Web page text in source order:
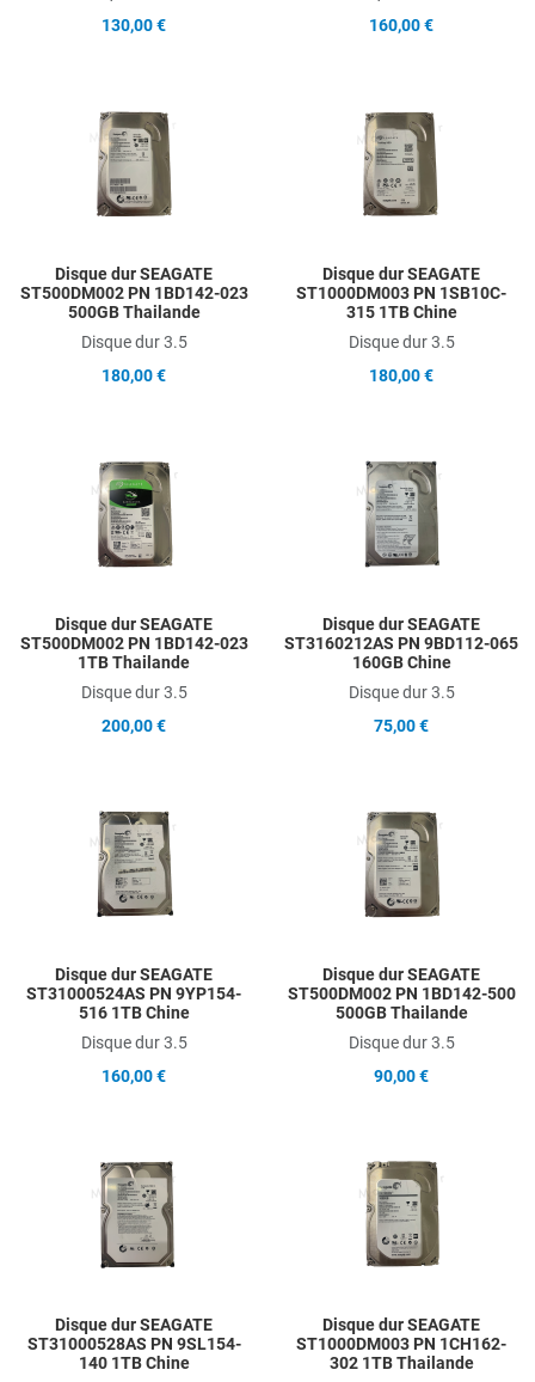
130,00 €
160,00 €
Add to Compare
Disque dur SEAGATE
ST500DM002 PN 1BD142-023
500GB Thailande
Disque dur 3.5
180,00 €
Disque dur SEAGATE
ST1000DM003 PN 1SB10C-
315 1TB Chine
Disque dur 3.5
180,00 €
Add to Compare
Disque dur SEAGATE
ST500DM002 PN 1BD142-023
1TB Thailande
Disque dur 3.5
200,00 €
Disque dur SEAGATE
ST3160212AS PN 9BD112-065
160GB Chine
Disque dur 3.5
75,00 €
Add to Compare
Disque dur SEAGATE
ST31000524AS PN 9YP154-
516 1TB Chine
Disque dur 3.5
160,00 €
Disque dur SEAGATE
ST500DM002 PN 1BD142-500
500GB Thailande
Disque dur 3.5
90,00 €
Add to Compare
Disque dur SEAGATE
ST31000528AS PN 9SL154-
140 1TB Chine
Disque dur SEAGATE
ST1000DM003 PN 1CH162-
302 1TB Thailande